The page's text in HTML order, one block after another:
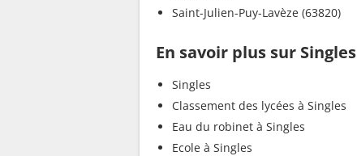
Saint-Julien-Puy-Lavèze (63820)
En savoir plus sur Singles
Singles
Classement des lycées à Singles
Eau du robinet à Singles
Ecole à Singles